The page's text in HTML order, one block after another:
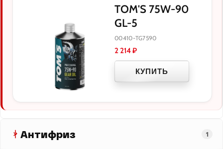
TOM'S 75W-90
GL-5
00410-TG7590
2 214₽
КУПИТЬ
Антифриз 1